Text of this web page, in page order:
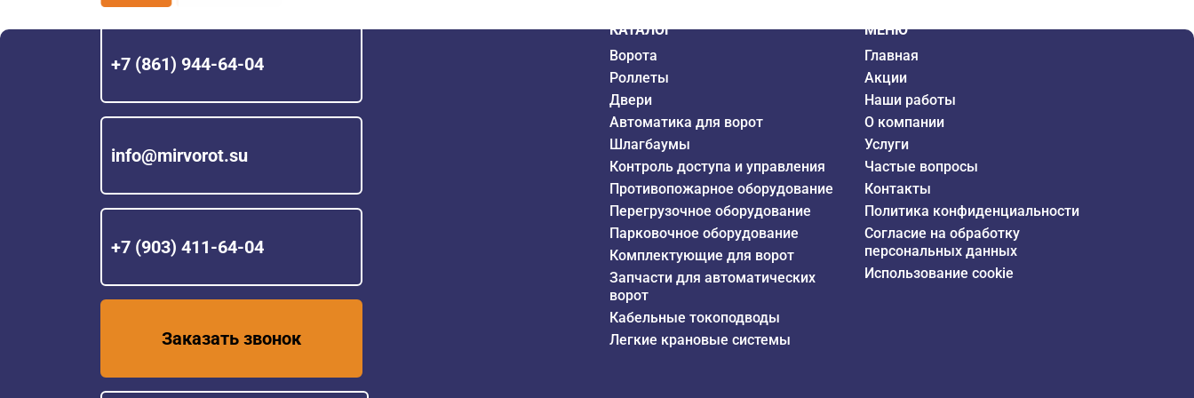
+7 (861) 944-64-04
info@mirvorot.su
+7 (903) 411-64-04
Заказать звонок
КАТАЛОГ
Ворота
Роллеты
Двери
Автоматика для ворот
Шлагбаумы
Контроль доступа и управления
Противопожарное оборудование
Перегрузочное оборудование
Парковочное оборудование
Комплектующие для ворот
Запчасти для автоматических
ворот
Кабельные токоподводы
Легкие крановые системы
МЕНЮ
Главная
Акции
Наши работы
О компании
Услуги
Частые вопросы
Контакты
Политика конфиденциальности
Согласие на обработку
персональных данных
Использование cookie